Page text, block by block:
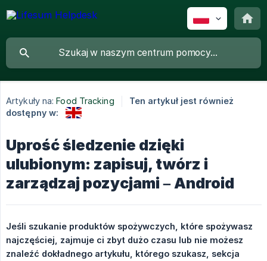
Artykuły na: Food Tracking
Ten artykuł jest również
dostępny w:
Uprość śledzenie dzięki
ulubionym: zapisuj, twórz i
zarządzaj pozycjami – Android
Jeśli szukanie produktów spożywczych, które spożywasz
najczęściej, zajmuje ci zbyt dużo czasu lub nie możesz
znaleźć dokładnego artykułu, którego szukasz, sekcja